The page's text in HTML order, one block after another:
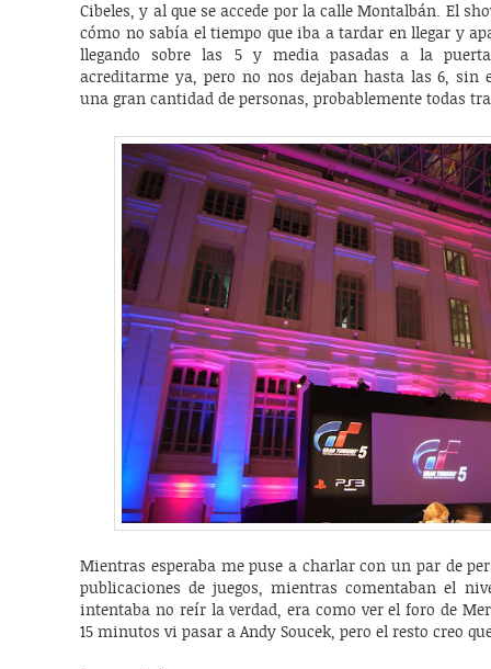
Cibeles, y al que se accede por la calle Montalbán. El
cómo no sabía el tiempo que iba a tardar en llegar y
llegando sobre las 5 y media pasadas a la
acreditarme ya, pero no nos dejaban hasta las 6,
una gran cantidad de personas, probablemente todas
Mientras esperaba me puse a charlar con un par de
publicaciones de juegos, mientras comentaban el
intentaba no reír la verdad, era como ver el foro de
15 minutos vi pasar a Andy Soucek, pero el resto creo